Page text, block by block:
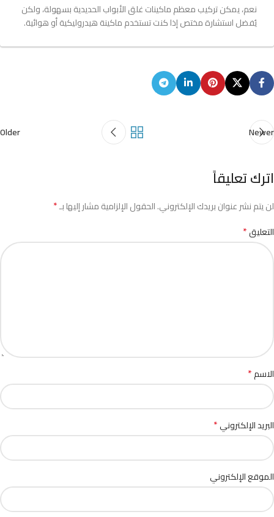
نعم، يمكن تركيب معظم ماكينات غلق الأبواب الحديدية بسهولة، ولكن
يُفضل استشارة مختص إذا كنت تستخدم ماكينة هيدروليكية أو هوائية.
Newer
Older
اترك تعليقاً
لن يتم نشر عنوان بريدك الإلكتروني.الحقول الإلزامية مشار إليها بـ*
التعليق*
الاسم*
البريد الإلكتروني*
الموقع الإلكتروني